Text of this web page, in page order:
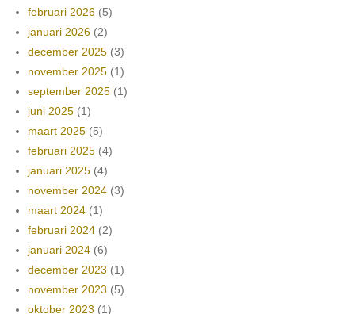
februari 2026 (5)
januari 2026 (2)
december 2025 (3)
november 2025 (1)
september 2025 (1)
juni 2025 (1)
maart 2025 (5)
februari 2025 (4)
januari 2025 (4)
november 2024 (3)
maart 2024 (1)
februari 2024 (2)
januari 2024 (6)
december 2023 (1)
november 2023 (5)
oktober 2023 (1)